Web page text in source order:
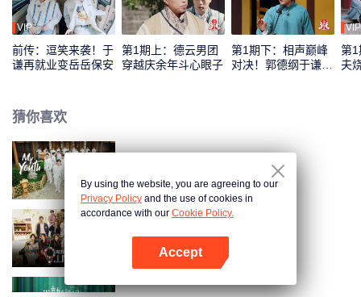
VIP
前传：逗笑来袭！于
谦再就业变岳岳保安
第1期上：德云男团
穿越庆余年斗心眼子
第1期下：相声巅峰
对决！郭德纲于谦奇
VIP
第1
夫
猜你喜欢
桃花坞开放中 第4季
By using the website, you are agreeing to our
Privacy Policy and the use of cookies in
accordance with our Cookie Policy.
Accept